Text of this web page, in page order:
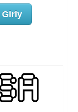
Girly